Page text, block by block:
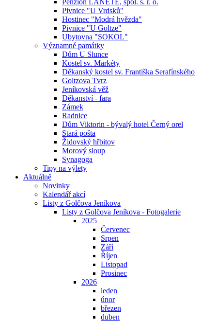
Penzion LANETE, spol. s. r. o.
Pivnice "U Vrdsků"
Hostinec "Modrá hvězda"
Pivnice "U Goltze"
Ubytovna "SOKOL"
Významné památky
Dům U Slunce
Kostel sv. Markéty
Děkanský kostel sv. Františka Serafínského
Goltzova Tvrz
Jeníkovská věž
Děkanství - fara
Zámek
Radnice
Dům Viktorin - bývalý hotel Černý orel
Stará pošta
Židovský hřbitov
Morový sloup
Synagoga
Tipy na výlety
Aktuálně
Novinky
Kalendář akcí
Listy z Golčova Jeníkova
Listy z Golčova Jeníkova - Fotogalerie
2025
Červenec
Srpen
Září
Říjen
Listopad
Prosinec
2026
leden
únor
březen
duben